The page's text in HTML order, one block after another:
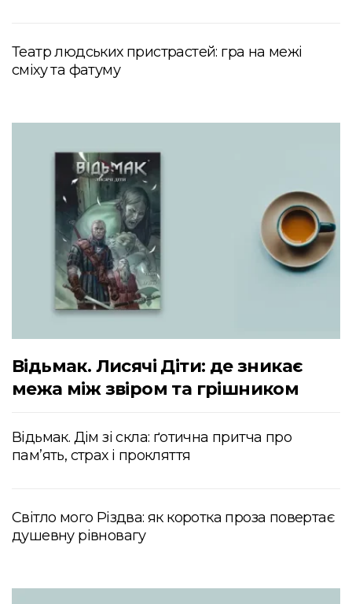
Театр людських пристрастей: гра на межі
сміху та фатуму
Відьмак. Лисячі Діти: де зникає
межа між звіром та грішником
Відьмак. Дім зі скла: ґотична притча про
пам’ять, страх і прокляття
Світло мого Різдва: як коротка проза повертає
душевну рівновагу